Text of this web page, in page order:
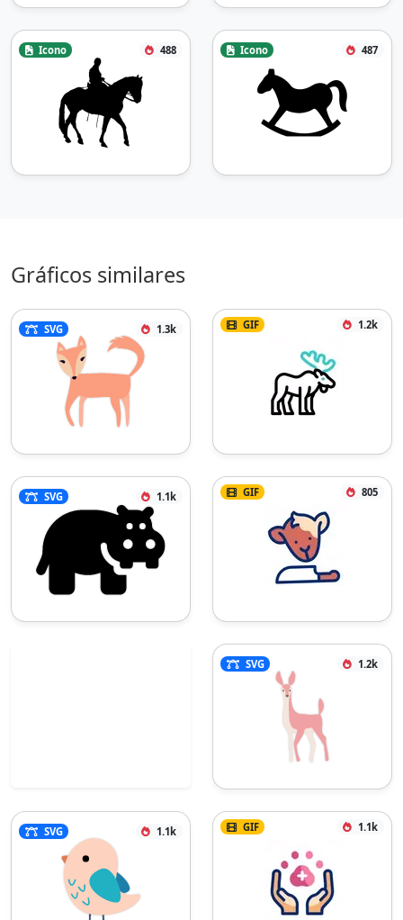
Icono 488 Icono 487
Gráficos similares
SVG 1.3k GIF 1.2k
SVG 1.1k GIF 805
SVG 1.2k
SVG 1.1k GIF 1.1k